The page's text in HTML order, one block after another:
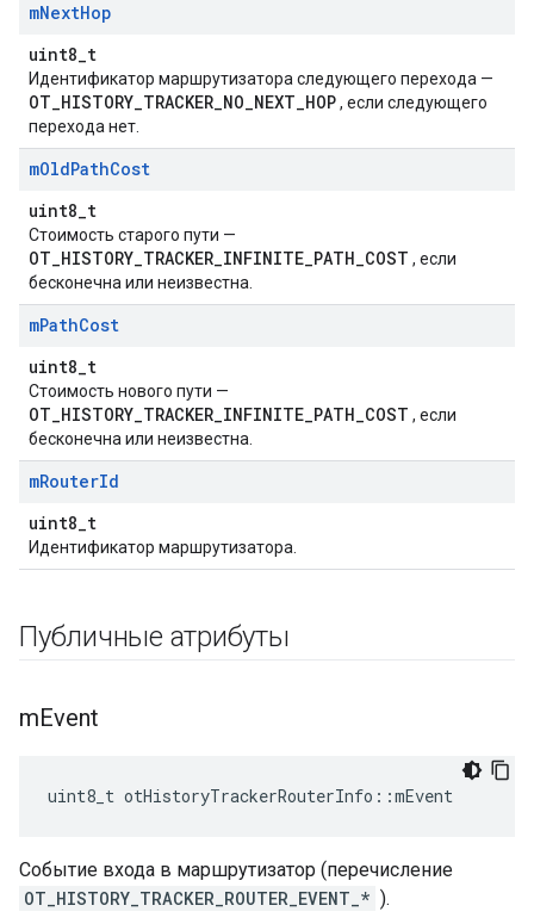
mNextHop
uint8_t
Идентификатор маршрутизатора следующего перехода —
OT_HISTORY_TRACKER_NO_NEXT_HOP, если следующего
перехода нет.
mOldPathCost
uint8_t
Стоимость старого пути —
OT_HISTORY_TRACKER_INFINITE_PATH_COST , если
бесконечна или неизвестна.
mPathCost
uint8_t
Стоимость нового пути —
OT_HISTORY_TRACKER_INFINITE_PATH_COST , если
бесконечна или неизвестна.
mRouterId
uint8_t
Идентификатор маршрутизатора.
Публичные атрибуты
mEvent
uint8_t otHistoryTrackerRouterInfo ::mEvent
Событие входа в маршрутизатор (перечисление
OT_HISTORY_TRACKER_ROUTER_EVENT_* ).